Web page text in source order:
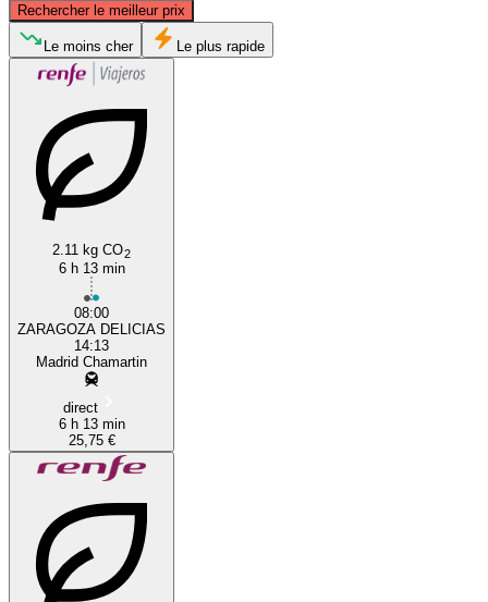
Rechercher le meilleur prix
Madrid
Le moins cher Le plus rapide
2.11 kg CO2
6 h 13 min
08:00
ZARAGOZA DELICIAS
14:13
Madrid Chamartin
direct
6 h 13 min
25,75 €